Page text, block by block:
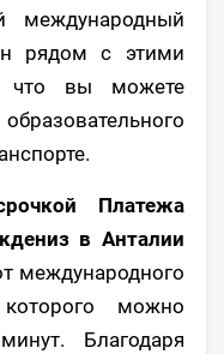
международный
рядом с этими
что вы можете
Платежа
в Анталии
международного
можно
Благодаря